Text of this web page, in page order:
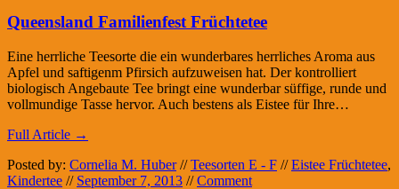
Queensland Familienfest Früchtetee
Eine herrliche Teesorte die ein wunderbares herrliches Aroma aus
Apfel und saftigenm Pfirsich aufzuweisen hat. Der kontrolliert
biologisch Angebaute Tee bringt eine wunderbar süffige, runde und
vollmundige Tasse hervor. Auch bestens als Eistee für Ihre…
Full Article →
Posted by: Cornelia M. Huber // Teesorten E - F // Eistee Früchtetee,
Kindertee // September 7, 2013 //Comment